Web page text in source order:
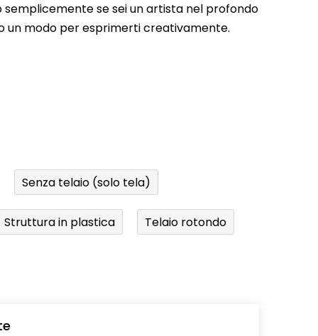
se sei un artista nel profondo
un modo per esprimerti creativamente.
Senza telaio (solo tela)
Struttura in plastica Telaio rotondo